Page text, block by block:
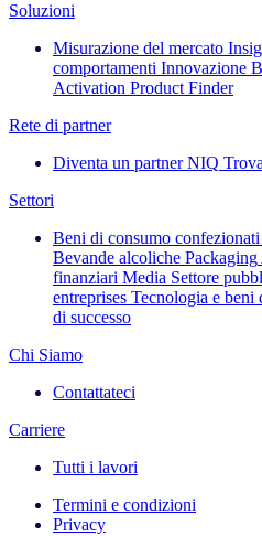
Soluzioni
Misurazione del mercato
comportamenti Innovazione
Activation Product Finder
Rete di partner
Diventa un partner NIQ
Settori
Beni di consumo confezionati
Bevande alcoliche Packaging
finanziari Media Settore
entreprises Tecnologia e beni
di successo
Chi Siamo
Contattateci
Carriere
Tutti i lavori
Termini e condizioni
Privacy